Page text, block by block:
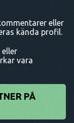
eller
kända profil.
vara
PÅ